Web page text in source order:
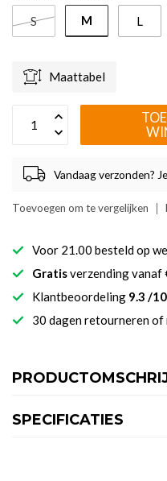
S M L
Maattabel
Vandaag verzonden?
Toevoegen om te vergelijken
Voor 21.00 besteld op
Gratisverzending vanaf
Klantbeoordeling 9.3 /10
30 dagen retourneren of
SPECIFICATIES